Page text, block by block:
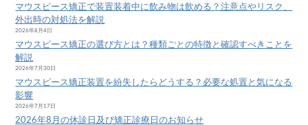
マウスピース矯正で装置装着中に飲み物は飲める？注意点やリスク、
外出時の対処法を解説
2026年8月4日
マウスピース矯正の選び方とは？種類ごとの特徴と確認すべきことを
解説
2026年7月30日
マウスピース矯正装置を紛失したらどうする？必要な処置と気になる
影響
2026年7月17日
2026年8月の休診日及び矯正診療日のお知らせ